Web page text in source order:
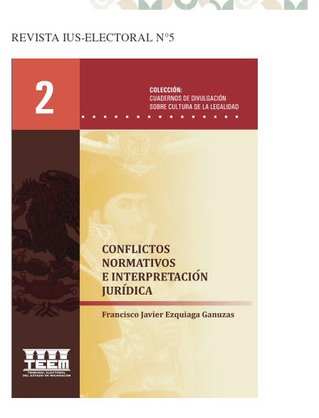
REVISTA IUS-ELECTORAL N°5